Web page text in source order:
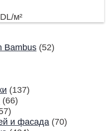
/м²
Bambus (52)
(137)
(66)
и фасада (70)